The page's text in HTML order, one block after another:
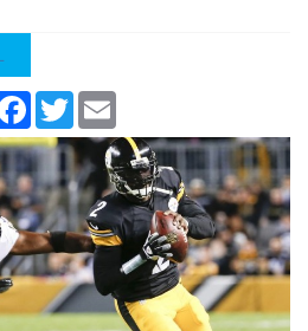
Facebook
Twitter